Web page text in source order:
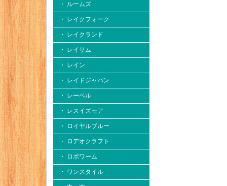
・ ルームズ
・ レイクフォーク
・ レイクランド
・ レイサム
・ レイン
・ レイドジャパン
・ レーベル
・ レスイズモア
・ ロイヤルブルー
・ ロデオクラフト
・ ロボワーム
・ ワンスタイル